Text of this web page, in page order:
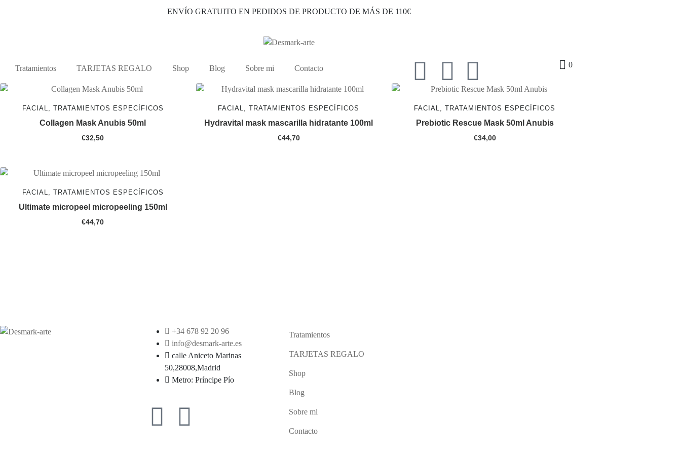
ENVÍO GRATUITO EN PEDIDOS DE PRODUCTO DE MÁS DE 110€
Tratamientos TARJETAS REGALO Shop Blog Sobre mi Contacto 0
FACIAL, TRATAMIENTOS ESPECÍFICOS
Collagen Mask Anubis 50ml
€32,50
FACIAL, TRATAMIENTOS ESPECÍFICOS
Hydravital mask mascarilla hidratante 100ml
€44,70
FACIAL, TRATAMIENTOS ESPECÍFICOS
Prebiotic Rescue Mask 50ml Anubis
€34,00
FACIAL, TRATAMIENTOS ESPECÍFICOS
Ultimate micropeel micropeeling 150ml
€44,70
+34 678 92 20 96
info@desmark-arte.es
calle Aniceto Marinas
50,28008,Madrid
Metro: Príncipe Pío
Tratamientos
TARJETAS REGALO
Shop
Blog
Sobre mi
Contacto